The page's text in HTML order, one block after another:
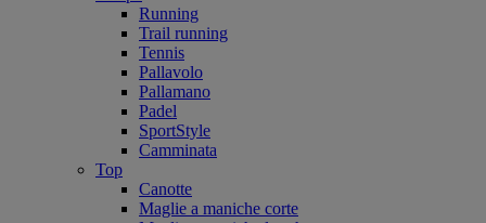
Running
Trail running
Tennis
Pallavolo
Pallamano
Padel
SportStyle
Camminata
Top
Canotte
Maglie a maniche corte